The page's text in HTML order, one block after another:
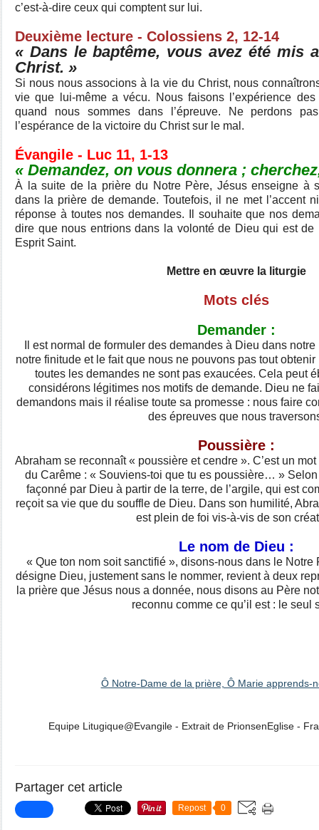
c’est-à-dire ceux qui comptent sur lui.
Deuxième lecture - Colossiens 2, 12-14
« Dans le baptême, vous avez été mis
Christ. »
Si nous nous associons à la vie du Christ, nous
vie que lui-même a vécu. Nous faisons l’expérience
quand nous sommes dans l’épreuve. Ne perdons
l’espérance de la victoire du Christ sur le mal.
Évangile - Luc 11, 1-13
« Demandez, on vous donnera ;
À la suite de la prière du Notre Père, Jésus enseigne à
dans la prière de demande. Toutefois, il ne met l’accent
réponse à toutes nos demandes. Il souhaite que nos
dire que nous entrions dans la volonté de Dieu qui est
Esprit Saint.
Mettre en œuvre la liturgie
Mots clés
Demander :
Il est normal de formuler des demandes à Dieu dans
notre finitude et le fait que nous ne pouvons pas tout
toutes les demandes ne sont pas exaucées. Cela peut
considérons légitimes nos motifs de demande. Dieu ne
demandons mais il réalise toute sa promesse : nous faire
des épreuves que nous
Poussière :
Abraham se reconnaît « poussière et cendre ». C’est un
du Carême : « Souviens-toi que tu es poussière… » Selon
façonné par Dieu à partir de la terre, de l’argile, qui est
reçoit sa vie que du souffle de Dieu. Dans son humilité,
est plein de foi vis-à-vis de son
Le nom de Dieu :
« Que ton nom soit sanctifié », disons-nous dans le Notre
désigne Dieu, justement sans le nommer, revient à deux
la prière que Jésus nous a donnée, nous disons au Père
reconnu comme ce qu’il est : le seul
Ô Notre-Dame de la prière, Ô Marie apprends-
Equipe Litugique@Evangile - Extrait de PrionsenEglise -
Partager cet article
Repost 0